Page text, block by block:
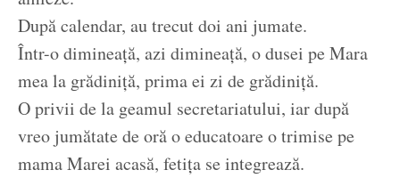
După calendar, au trecut doi ani jumate.
Într-o dimineață, azi dimineață, o dusei pe Mara
mea la grădiniță, prima ei zi de grădiniță.
O privii de la geamul secretariatului, iar după
vreo jumătate de oră o educatoare o trimise pe
mama Marei acasă, fetița se integrează.